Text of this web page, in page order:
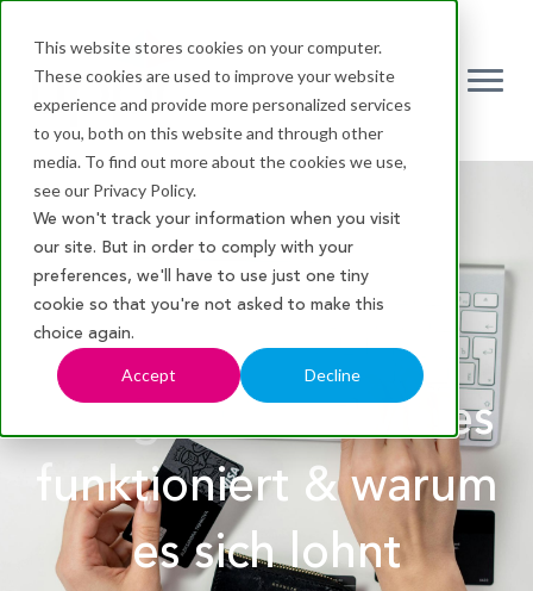
This website stores cookies on your computer.
These cookies are used to improve your website
experience and provide more personalized services
to you, both on this website and through other
media. To find out more about the cookies we use,
see our Privacy Policy.
We won't track your information when you visit
our site. But in order to comply with your
preferences, we'll have to use just one tiny
cookie so that you're not asked to make this
choice again.
Accept Decline
Google CSS – Wie es
funktioniert & warum
es sich lohnt